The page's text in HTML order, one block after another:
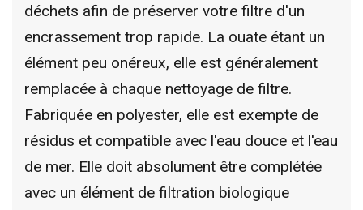
déchets afin de préserver votre filtre d'un
encrassement trop rapide. La ouate étant un
élément peu onéreux, elle est généralement
remplacée à chaque nettoyage de filtre.
Fabriquée en polyester, elle est exempte de
résidus et compatible avec l'eau douce et l'eau
de mer. Elle doit absolument être complétée
avec un élément de filtration biologique